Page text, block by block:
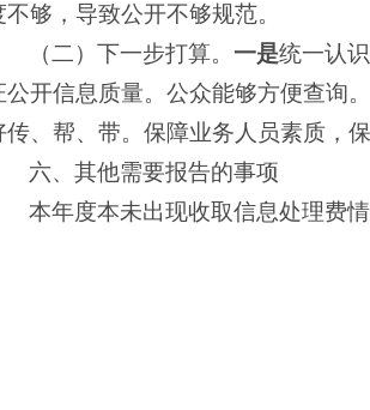
不够，导致公开不够规范。
（二）下一步打算。 一是统一认
公开信息质量。公众能够方便查询
传、帮、带。保障业务人员素质，
六、其他需要报告的事项
本年度本未出现收取信息处理费